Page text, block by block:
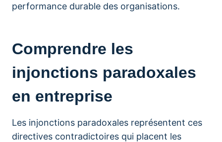
performance durable des organisations.
Comprendre les
injonctions paradoxales
en entreprise
Les injonctions paradoxales représentent ces
directives contradictoires qui placent les